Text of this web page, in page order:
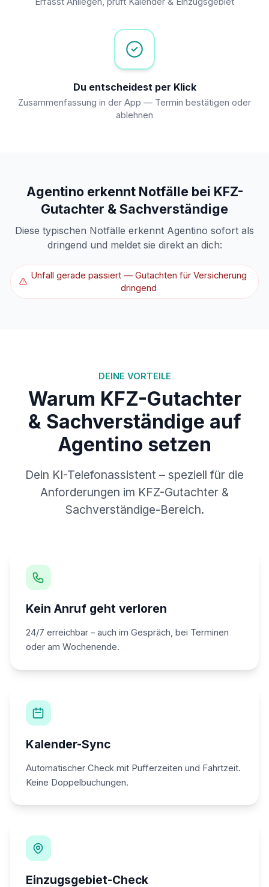
Du entscheidest per Klick
Zusammenfassung in der App — Termin bestätigen oder
ablehnen
Agentino erkennt Notfälle bei KFZ-
Gutachter & Sachverständige
Diese typischen Notfälle erkennt Agentino sofort als
dringend und meldet sie direkt an dich:
Unfall gerade passiert — Gutachten für Versicherung
dringend
DEINE VORTEILE
Warum KFZ-Gutachter
& Sachverständige auf
Agentino setzen
Dein KI-Telefonassistent – speziell für die
Anforderungen im KFZ-Gutachter &
Sachverständige-Bereich.
Kein Anruf geht verloren
24/7 erreichbar – auch im Gespräch, bei Terminen
oder am Wochenende.
Kalender-Sync
Automatischer Check mit Pufferzeiten und Fahrtzeit.
Keine Doppelbuchungen.
Einzugsgebiet-Check